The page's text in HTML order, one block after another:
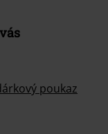
poukaz